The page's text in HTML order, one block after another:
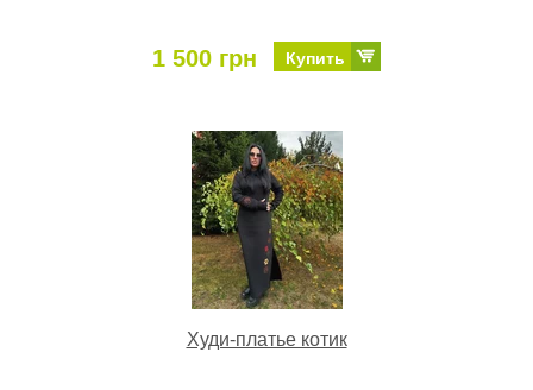
1 500 грн Купить
Худи-платье котик